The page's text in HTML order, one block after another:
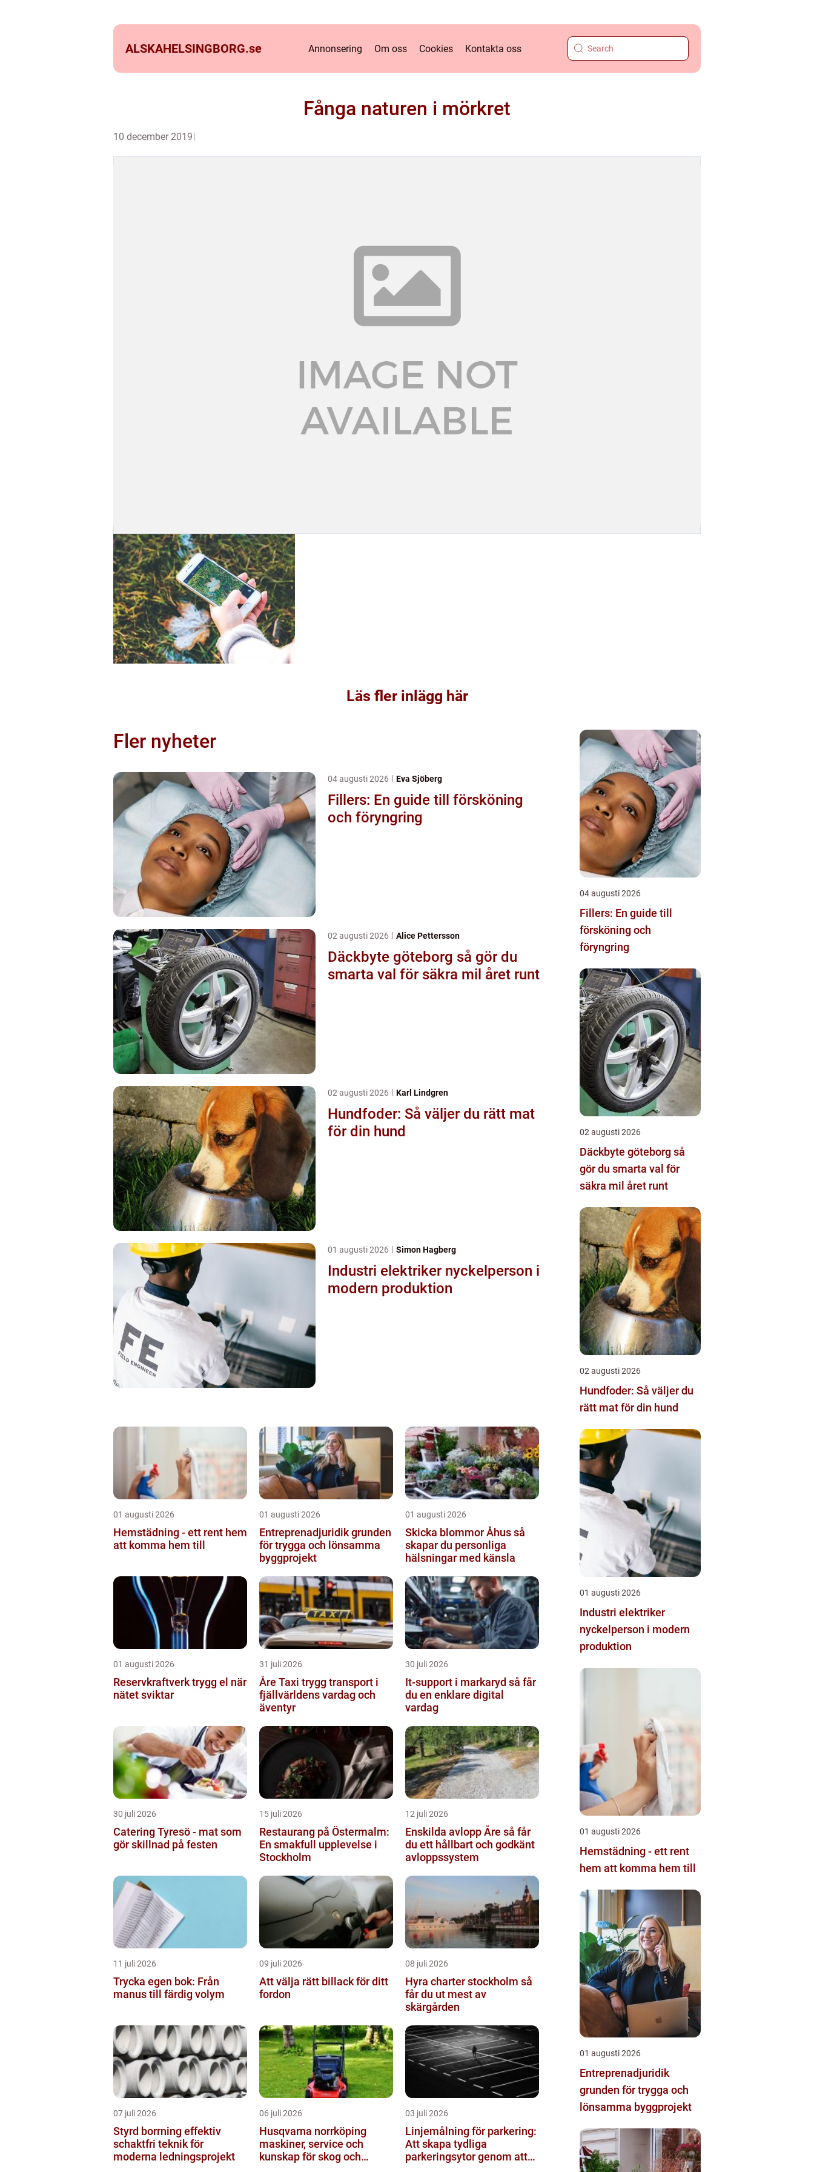
ALSKAHELSINGBORG.se Annonsering Om oss Cookies Kontakta oss
Fånga naturen i mörkret
10 december 2019
Läs fler inlägg här
Fler nyheter
04 augusti 2026 Eva Sjöberg
Fillers: En guide till försköning
och föryngring
02 augusti 2026 Alice Pettersson
Däckbyte göteborg så gör du
smarta val för säkra mil året runt
02 augusti 2026 Karl Lindgren
Hundfoder: Så väljer du rätt mat
för din hund
01 augusti 2026 Simon Hagberg
Industri elektriker nyckelperson i
modern produktion
01 augusti 2026
Hemstädning - ett rent hem
att komma hem till
01 augusti 2026
Entreprenadjuridik grunden
för trygga och lönsamma
byggprojekt
01 augusti 2026
Skicka blommor Åhus så
skapar du personliga
hälsningar med känsla
01 augusti 2026
Reservkraftverk trygg el när
nätet sviktar
31 juli 2026
Åre Taxi trygg transport i
fjällvärldens vardag och
äventyr
30 juli 2026
It-support i markaryd så får
du en enklare digital
vardag
30 juli 2026
Catering Tyresö - mat som
gör skillnad på festen
15 juli 2026
Restaurang på Östermalm:
En smakfull upplevelse i
Stockholm
12 juli 2026
Enskilda avlopp Åre så får
du ett hållbart och godkänt
avloppssystem
11 juli 2026
Trycka egen bok: Från
manus till färdig volym
09 juli 2026
Att välja rätt billack för ditt
fordon
08 juli 2026
Hyra charter stockholm så
får du ut mest av
skärgården
07 juli 2026
Styrd borrning effektiv
schaktfri teknik för
moderna ledningsprojekt
06 juli 2026
Husqvarna norrköping
maskiner, service och
kunskap för skog och
03 juli 2026
Linjemålning för parkering:
Att skapa tydliga
parkeringsytor genom att
04 augusti 2026
Fillers: En guide till
försköning och
föryngring
02 augusti 2026
Däckbyte göteborg så
gör du smarta val för
säkra mil året runt
02 augusti 2026
Hundfoder: Så väljer du
rätt mat för din hund
01 augusti 2026
Industri elektriker
nyckelperson i modern
produktion
01 augusti 2026
Hemstädning - ett rent
hem att komma hem till
01 augusti 2026
Entreprenadjuridik
grunden för trygga och
lönsamma byggprojekt